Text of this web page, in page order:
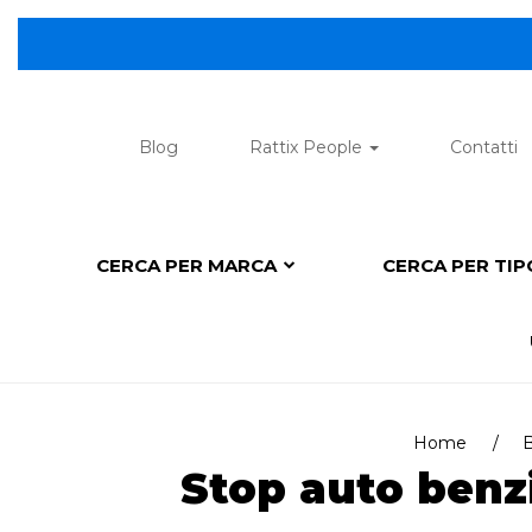
Blog Rattix People Contatti
CERCA PER MARCA CERCA PER
Home
Stop auto